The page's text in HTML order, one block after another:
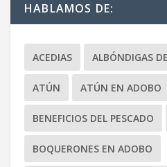
HABLAMOS DE:
ACEDIAS ALBÓNDIGAS
ATÚN ATÚN EN ADOBO
BENEFICIOS DEL PESCADO
BOQUERONES EN ADOBO